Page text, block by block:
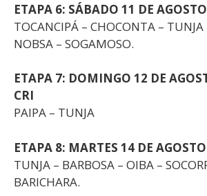
ETAPA 6: SÁBADO 11 DE
TOCANCIPÁ – CHOCONTA –
NOBSA – SOGAMOSO.
ETAPA 7: DOMINGO 12 DE
CRI
PAIPA – TUNJA
ETAPA 8: MARTES 14 DE
TUNJA – BARBOSA – OIBA –
BARICHARA.